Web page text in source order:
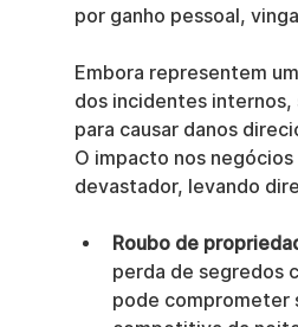
por ganho pessoal,
Embora representem
dos incidentes internos,
para causar danos
O impacto nos
devastador, levando
Roubo de
perda de segredos
pode comprometer